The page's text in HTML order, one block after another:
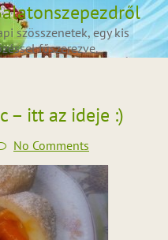
szösszenetek, egy kis
fűszerezve.
– itt az ideje :)
No Comments